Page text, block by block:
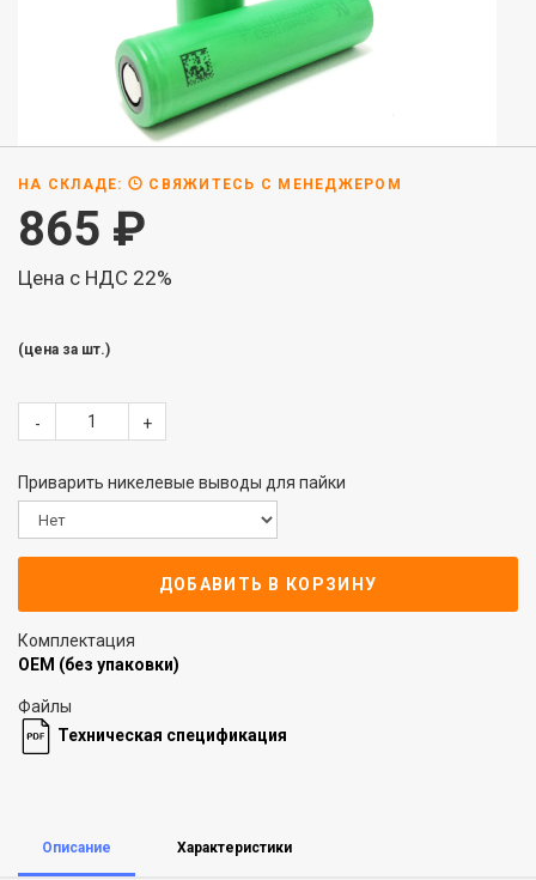
НА СКЛАДЕ: СВЯЖИТЕСЬ С МЕНЕДЖЕРОМ
865 ₽
Цена с НДС 22%
(цена за шт.)
- +
Приварить никелевые выводы для пайки
ДОБАВИТЬ В КОРЗИНУ
Комплектация
OEM (без упаковки)
Файлы
Техническая спецификация
Описание Характеристики